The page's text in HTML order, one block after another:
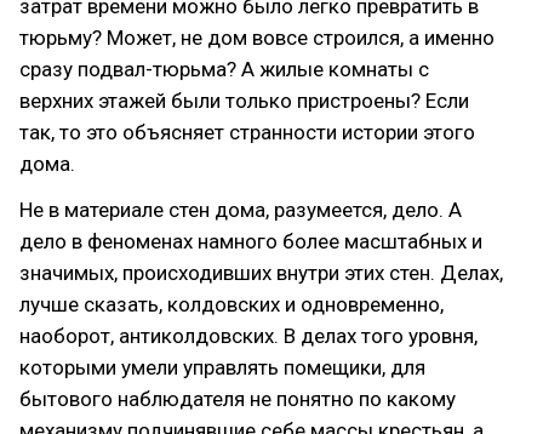
затрат времени можно было легко превратить в
тюрьму? Может, не дом вовсе строился, а именно
сразу подвал-тюрьма? А жилые комнаты с
верхних этажей были только пристроены? Если
так, то это объясняет странности истории этого
дома.
Не в материале стен дома, разумеется, дело. А
дело в феноменах намного более масштабных и
значимых, происходивших внутри этих стен. Делах,
лучше сказать, колдовских и одновременно,
наоборот, антиколдовских. В делах того уровня,
которыми умели управлять помещики, для
бытового наблюдателя не понятно по какому